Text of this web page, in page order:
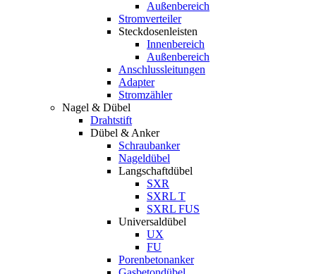
Außenbereich
Stromverteiler
Steckdosenleisten
Innenbereich
Außenbereich
Anschlussleitungen
Adapter
Stromzähler
Nagel & Dübel
Drahtstift
Dübel & Anker
Schraubanker
Nageldübel
Langschaftdübel
SXR
SXRL T
SXRL FUS
Universaldübel
UX
FU
Porenbetonanker